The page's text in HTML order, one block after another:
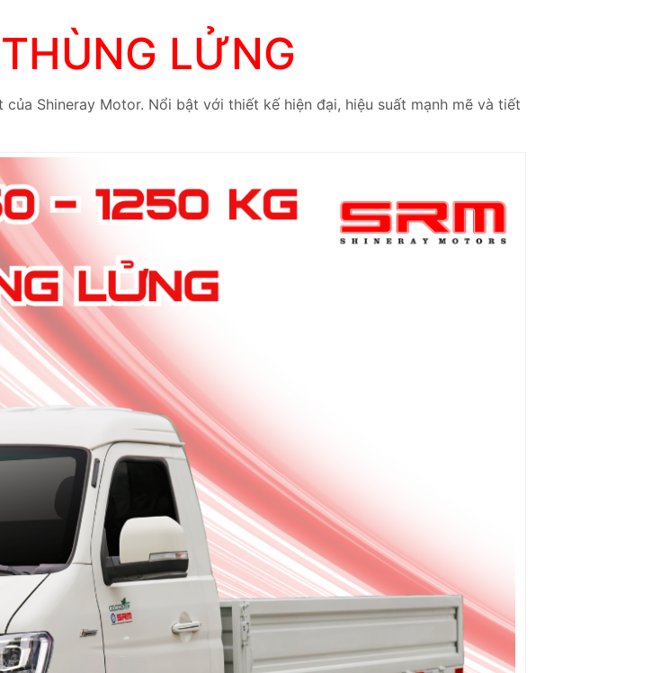
LỬNG
của Shineray Motor. Nổi bật với thiết kế hiện đại, hiệu suất mạnh mẽ và tiết